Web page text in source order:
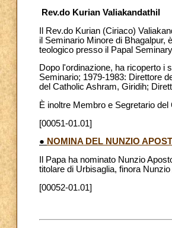
Rev.do Kurian Valiakandathil
Il Rev.do Kurian (Ciriaco)
il Seminario Minore di Bhagalpur,
teologico presso il Papal
Dopo l'ordinazione, ha ricoperto i
Seminario; 1979-1983: Direttore
del Catholic Ashram, Giridih;
È inoltre Membro e Segretario
[00051-01.01]
● NOMINA DEL NUNZIO
Il Papa ha nominato Nunzio
titolare di Urbisaglia, finora
[00052-01.01]